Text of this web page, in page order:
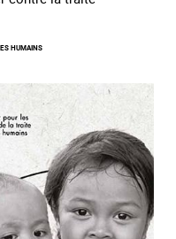
HUMAINS